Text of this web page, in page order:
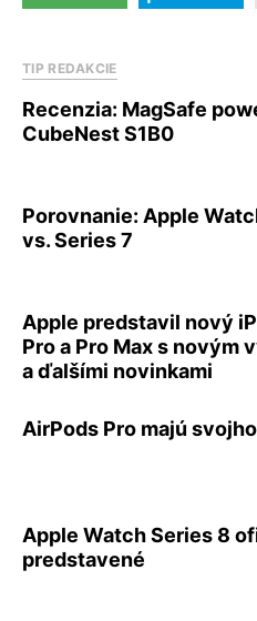
TIP REDAKCIE
Recenzia: MagSafe
CubeNest S1B0
Porovnanie: Apple
vs. Series 7
Apple predstavil nový
Pro a Pro Max s novým
a ďalšími novinkami
AirPods Pro majú
Apple Watch Series 8
predstavené